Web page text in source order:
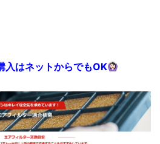
入はネットからでもOK